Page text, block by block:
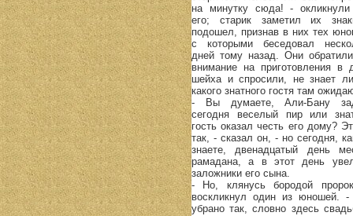
на минутку сюда! -
его; старик заметил их
подошел, признав в них тех
с которыми беседовал
дней тому назад. Они
внимание на приготовления в
шейха и спросили, не знает
какого знатного гостя там
- Вы думаете, Али-Бану
сегодня веселый пир или
гость оказал честь его дому?
так, - сказал он, - но сегодня,
знаете, двенадцатый день
рамадана, а в этот день
заложники его сына.
- Но, клянусь бородой
воскликнул один из юношей.
убрано так, словно здесь